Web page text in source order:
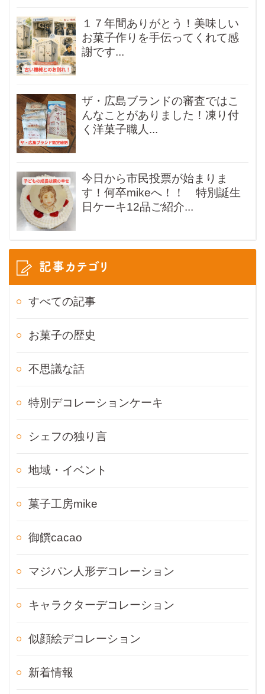
１７年間ありがとう！美味しい
お菓子作りを手伝ってくれて感
謝です...
ザ・広島ブランドの審査ではこ
んなことがありました！凍り付
く洋菓子職人...
今日から市民投票が始まりま
す！何卒mikeへ！！ 特別誕生
日ケーキ12品ご紹介...
記事カテゴリ
すべての記事
お菓子の歴史
不思議な話
特別デコレーションケーキ
シェフの独り言
地域・イベント
菓子工房mike
御饌cacao
マジパン人形デコレーション
キャラクターデコレーション
似顔絵デコレーション
新着情報